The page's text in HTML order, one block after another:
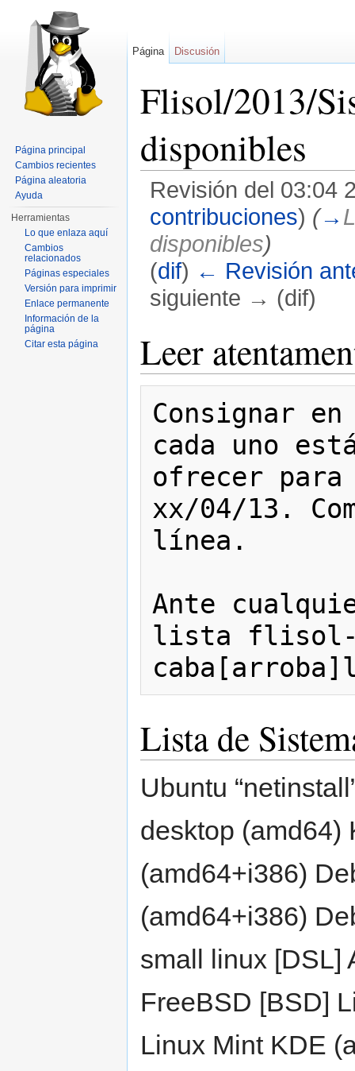
Flisol/2013/
disponibles
Revisión del 03:04
contribuciones) (→
disponibles)
(dif) ← Revisión
siguiente → (dif)
Leer
Consignar
cada uno
ofrecer
xx/04/13.
línea.
Ante
lista
Lista de
Ubuntu
desktop (amd64)
(amd64+i386)
(amd64+i386)
small linux [DSL]
FreeBSD [BSD]
Linux Mint KDE
Página Discusión
Página principal
Cambios recientes
Página aleatoria
Ayuda
Herramientas
Lo que enlaza aquí
Cambios
relacionados
Páginas especiales
Versión para imprimir
Enlace permanente
Información de la
página
Citar esta página